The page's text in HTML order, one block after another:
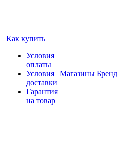
Как купить
Условия
оплаты
Условия
доставки
Гарантия
на товар
Магазины